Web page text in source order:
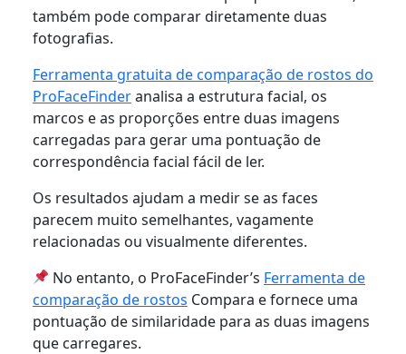
também pode comparar diretamente duas
fotografias.
Ferramenta gratuita de comparação de rostos do
ProFaceFinderanalisa a estrutura facial, os
marcos e as proporções entre duas imagens
carregadas para gerar uma pontuação de
correspondência facial fácil de ler.
Os resultados ajudam a medir se as faces
parecem muito semelhantes, vagamente
relacionadas ou visualmente diferentes.
No entanto, o ProFaceFinder’s Ferramenta de
comparação de rostos Compara e fornece uma
pontuação de similaridade para as duas imagens
que carregares.